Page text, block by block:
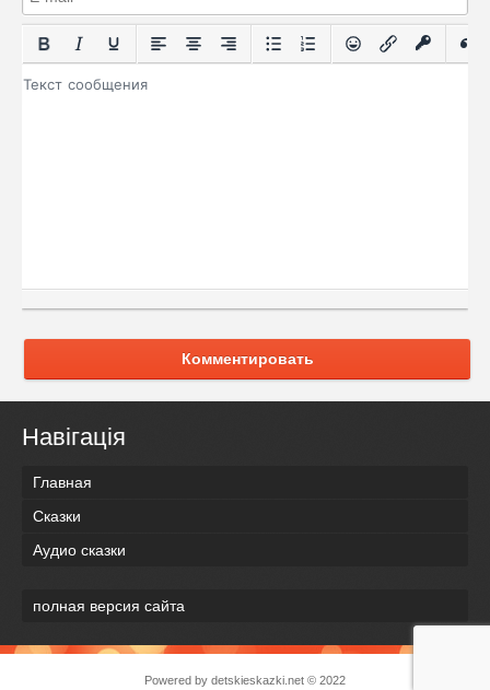
Комментировать
Навігація
Главная
Сказки
Аудио сказки
полная версия сайта
Powered by detskieskazki.net © 2022